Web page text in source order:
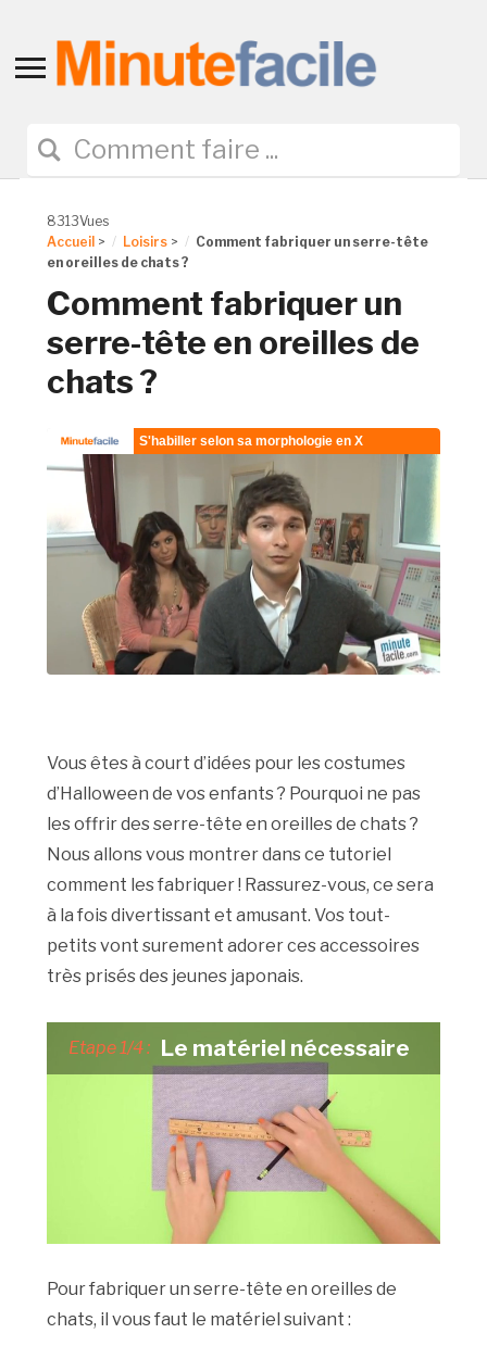
Toggle
navigation
8313Vues
Accueil > Loisirs >
Comment fabriquer un serre-tête
en oreilles de chats ?
Comment fabriquer un
serre-tête en oreilles de
chats ?
Vous êtes à court d’idées pour les costumes
d’Halloween de vos enfants ? Pourquoi ne pas
les offrir des serre-tête en oreilles de chats ?
Nous allons vous montrer dans ce tutoriel
comment les fabriquer ! Rassurez-vous, ce sera
à la fois divertissant et amusant. Vos tout-
petits vont surement adorer ces accessoires
très prisés des jeunes japonais.
Etape 1/4 : Le matériel nécessaire
Pour fabriquer un serre-tête en oreilles de
chats, il vous faut le matériel suivant :